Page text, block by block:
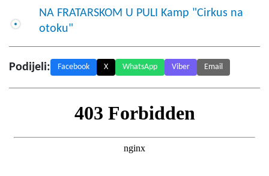
NA FRATARSKOM U PULI Kamp "Cirkus na
otoku"
Podijeli: Facebook X WhatsApp Viber Email